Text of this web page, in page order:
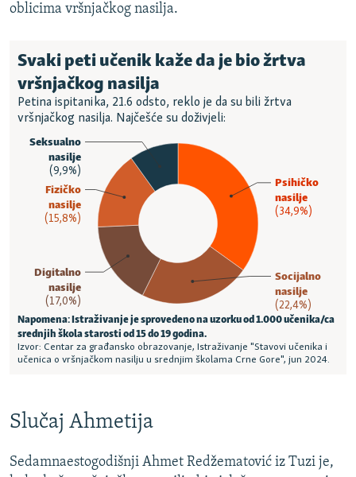
oblicima vršnjačkog nasilja.
Slučaj Ahmetija
Sedamnaestogodišnji Ahmet Redžematović iz Tuzi je,